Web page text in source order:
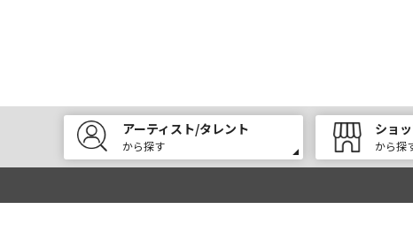
アーティスト/タレント
から探す
ショ
から探